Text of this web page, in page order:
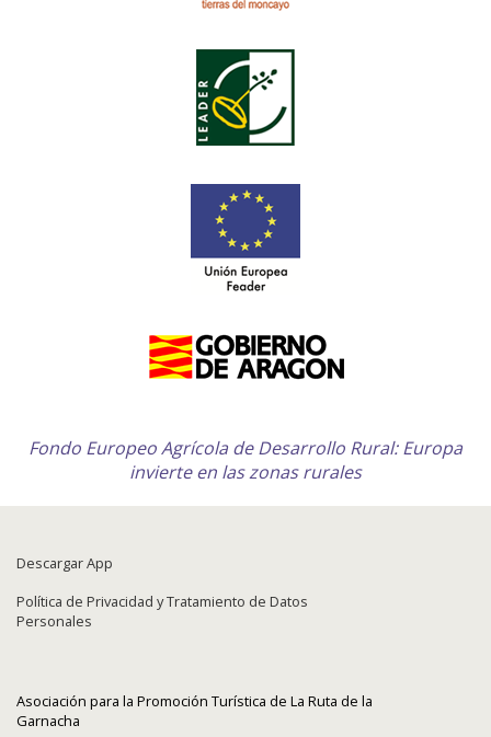
Fondo Europeo Agrícola de Desarrollo Rural: Europa
invierte en las zonas rurales
Descargar App
Política de Privacidad y Tratamiento de Datos
Personales
Asociación para la Promoción Turística de La Ruta de la
Garnacha